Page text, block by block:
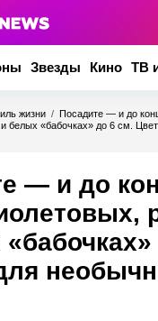
Звезды Кино ТВ
жизни / Посадите — и до
белых «бабочках» до 6 см.
— и до